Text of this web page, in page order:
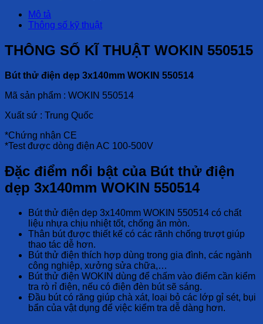
Mô tả
Thông số kỹ thuật
THÔNG SỐ KĨ THUẬT WOKIN 550515
Bút thử điện dẹp 3x140mm WOKIN 550514
Mã sản phẩm : WOKIN 550514
Xuất sứ : Trung Quốc
*Chứng nhận CE
*Test được dòng điện AC 100-500V
Đặc điểm nổi bật của Bút thử điện
dẹp 3x140mm WOKIN 550514
Bút thử điện dẹp 3x140mm WOKIN 550514 có chất
liệu nhựa chịu nhiệt tốt, chống ăn mòn.
Thân bút được thiết kế có các rãnh chống trượt giúp
thao tác dễ hơn.
Bút thử điện thích hợp dùng trong gia đình, các ngành
công nghiệp, xưởng sửa chữa,…
Bút thử điện WOKIN dùng để chấm vào điểm cần kiểm
tra rò rỉ điện, nếu có điện đèn bút sẽ sáng.
Đầu bút có răng giúp chà xát, loại bỏ các lớp gỉ sét, bụi
bẩn của vật dụng để việc kiểm tra dễ dàng hơn.